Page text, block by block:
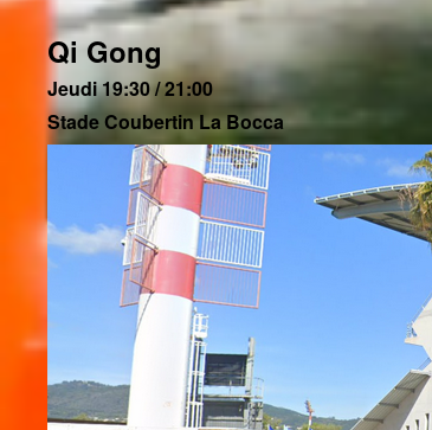
Qi Gong
Jeudi 19:30 / 21:00
Stade Coubertin La Bocca